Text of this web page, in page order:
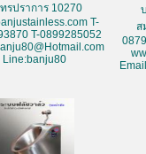
รปราการ 10270
T-
T-0899285052
Line:banju80
ส